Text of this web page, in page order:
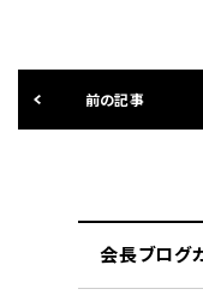
会長ブログ